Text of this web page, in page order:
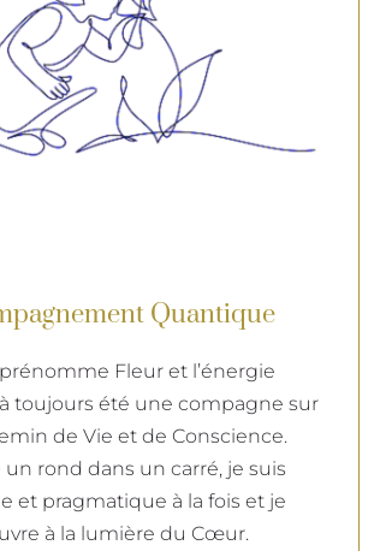
Quantique
Fleur et l’énergie
toujours été une compagne sur
de Vie et de Conscience.
rond dans un carré, je suis
et pragmatique à la fois et je
à la lumière du Cœur.